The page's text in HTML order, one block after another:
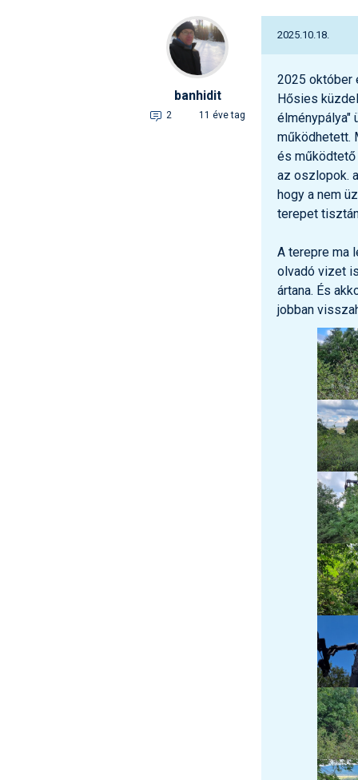
banhidit
2 11 éve tag
2025.10.18.
2025 október
Hősies
élménypálya"
működhetett.
és működtető
az oszlopok.
hogy a nem
terepet
A terepre ma
olvadó vizet
ártana. És
jobban